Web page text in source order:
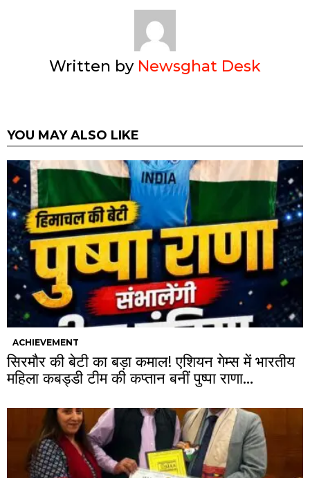
Written by Newsghat Desk
YOU MAY ALSO LIKE
ACHIEVEMENT
सिरमौर की बेटी का बड़ा कमाल! एशियन गेम्स में भारतीय
महिला कबड्डी टीम की कप्तान बनीं पुष्पा राणा…